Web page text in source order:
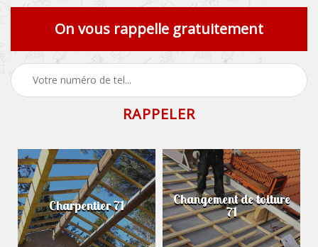
On vous rappelle gratuitement
Charpentier 71 Changement de toiture
71